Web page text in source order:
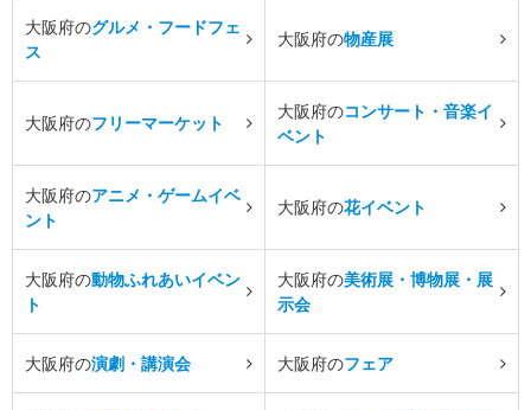
大阪府のグルメ・フードフェ
ス
大阪府の物産展
大阪府のフリーマーケット
大阪府のコンサート・音楽イ
ベント
大阪府のアニメ・ゲームイベ
ント
大阪府の花イベント
大阪府の動物ふれあいイベン
ト
大阪府の美術展・博物展・展
示会
大阪府の演劇・講演会 大阪府のフェア